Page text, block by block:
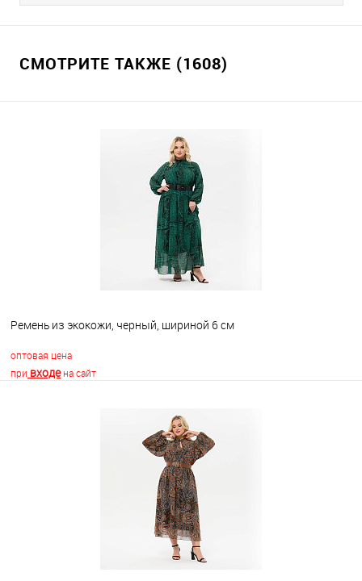
СМОТРИТЕ ТАКЖЕ (1608)
Ремень из экокожи, черный, шириной 6 см
оптовая цена
при входена сайт
В корзину